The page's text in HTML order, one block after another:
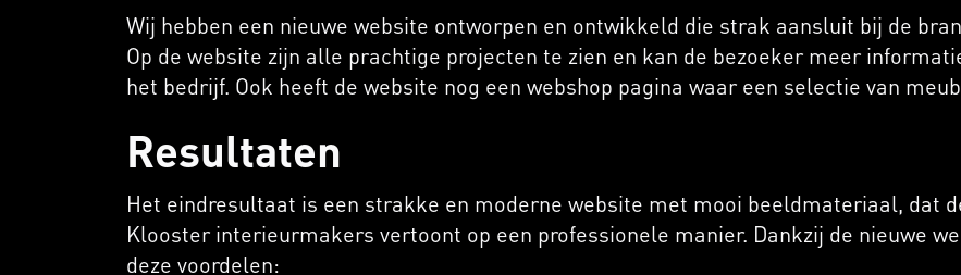
Wij hebben een nieuwe website ontworpen en ontwikkeld die strak aansluit bij de
Op de website zijn alle prachtige projecten te zien en kan de bezoeker meer
het bedrijf. Ook heeft de website nog een webshop pagina waar een selectie van
Resultaten
Het eindresultaat is een strakke en moderne website met mooi beeldmateriaal, dat
Klooster interieurmakers vertoont op een professionele manier. Dankzij de nieuwe
deze voordelen: